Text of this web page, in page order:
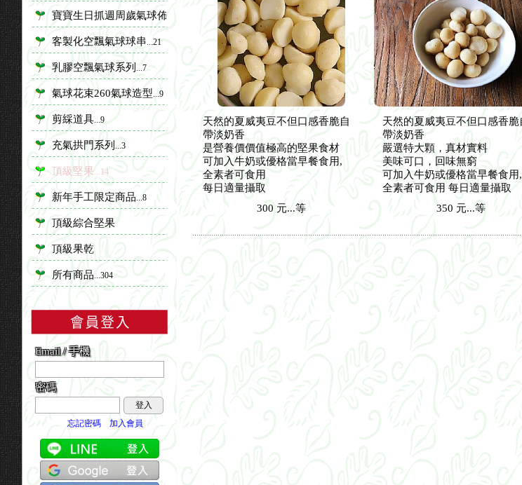
寶寶生日抓週周歲氣球佈置
客製化空飄氣球球串 ...21
乳膠空飄氣球系列 ...7
氣球花束260氣球造型...9
剪綵道具...9
充氣拱門系列 ...3
頂級堅果...14
新年手工限定商品...8
頂級綜合堅果
頂級果乾
所有商品...304
Email / 手機
密碼
登入
忘記密碼
加入會員
天然的夏威夷豆不但口感香脆自
帶淡奶香
是營養價價值極高的堅果食材
可加入牛奶或優格當早餐食用,
全素者可食用
每日適量攝取
300元...等
天然的夏威夷豆不但口感香脆
帶淡奶香
嚴選特大顆，真材實料
美味可口，回味無窮
可加入牛奶或優格當早餐食用,
全素者可食用 每日適量攝取
350 元...等